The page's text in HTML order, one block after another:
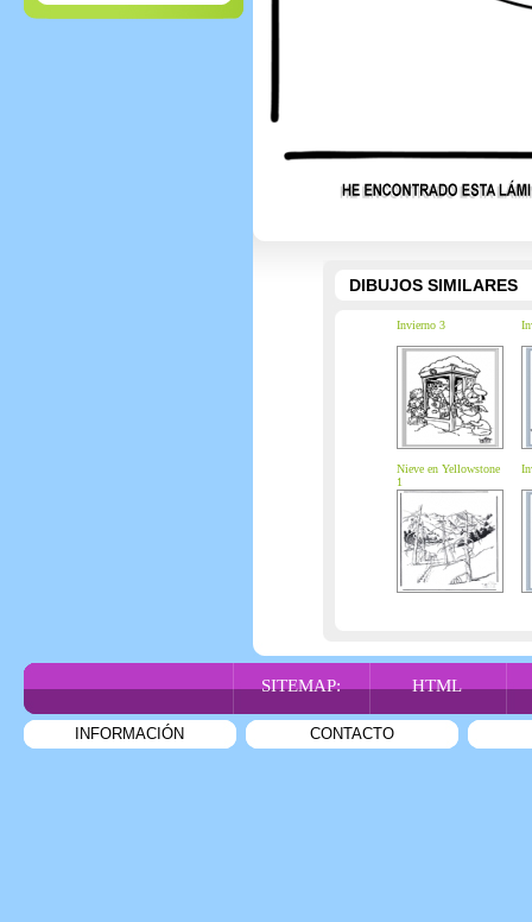
DIBUJOS SIMILARES
Invierno 3
Nieve en Yellowstone
1
SITEMAP: HTML
INFORMACIÓN CONTACTO